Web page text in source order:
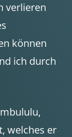
verlieren
können
ich durch
welches er